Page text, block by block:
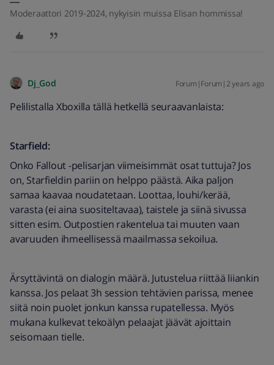
Moderaattori 2019-2024, nykyisin muissa Elisan hommissa!
Dj_God Forum|Forum|2 years ago
Pelilistalla Xboxilla tällä hetkellä seuraavanlaista:
Starfield:
Onko Fallout -pelisarjan viimeisimmät osat tuttuja? Jos
on, Starfieldin pariin on helppo päästä. Aika paljon
samaa kaavaa noudatetaan. Loottaa, louhi/kerää,
varasta (ei aina suositeltavaa), taistele ja siinä sivussa
sitten esim. Outpostien rakentelua tai muuten vaan
avaruuden ihmeellisessä maailmassa sekoilua.
Ärsyttävintä on dialogin määrä. Jutustelua riittää liiankin
kanssa. Jos pelaat 3h session tehtävien parissa, menee
siitä noin puolet jonkun kanssa rupatellessa. Myös
mukana kulkevat tekoälyn pelaajat jäävät ajoittain
seisomaan tielle.